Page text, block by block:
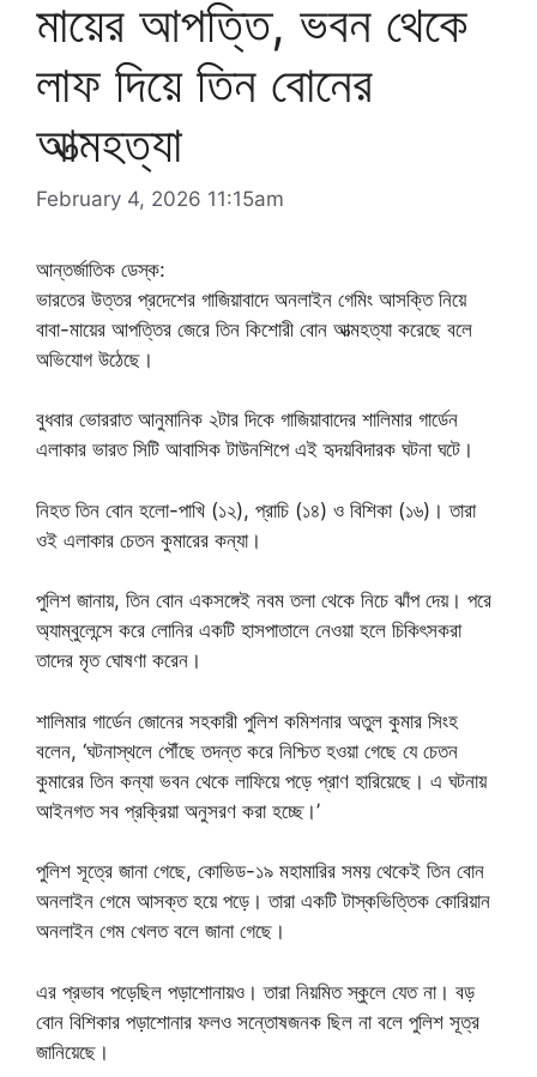
মায়ের আপত্তি, ভবন থেকে
লাফ দিয়ে তিন বোনের
আত্মহত্যা
February 4, 2026 11:15am
আন্তর্জাতিক ডেস্ক:
ভারতের উত্তর প্রদেশের গাজিয়াবাদে অনলাইন গেমিং আসক্তি নিয়ে
বাবা-মায়ের আপত্তির জেরে তিন কিশোরী বোন আত্মহত্যা করেছে বলে
অভিযোগ উঠেছে।
বুধবার ভোররাত আনুমানিক ২টার দিকে গাজিয়াবাদের শালিমার গার্ডেন
এলাকার ভারত সিটি আবাসিক টাউনশিপে এই হৃদয়বিদারক ঘটনা ঘটে।
নিহত তিন বোন হলো-পাখি (১২), প্রাচি (১৪) ও বিশিকা (১৬)। তারা
ওই এলাকার চেতন কুমারের কন্যা।
পুলিশ জানায়, তিন বোন একসঙ্গেই নবম তলা থেকে নিচে ঝাঁপ দেয়। পরে
অ্যাম্বুলেন্সে করে লোনির একটি হাসপাতালে নেওয়া হলে চিকিৎসকরা
তাদের মৃত ঘোষণা করেন।
শালিমার গার্ডেন জোনের সহকারী পুলিশ কমিশনার অতুল কুমার সিংহ
বলেন, ‘ঘটনাস্থলে পৌঁছে তদন্ত করে নিশ্চিত হওয়া গেছে যে চেতন
কুমারের তিন কন্যা ভবন থেকে লাফিয়ে পড়ে প্রাণ হারিয়েছে। এ ঘটনায়
আইনগত সব প্রক্রিয়া অনুসরণ করা হচ্ছে।’
পুলিশ সূত্রে জানা গেছে, কোভিড-১৯ মহামারির সময় থেকেই তিন বোন
অনলাইন গেমে আসক্ত হয়ে পড়ে। তারা একটি টাস্কভিত্তিক কোরিয়ান
অনলাইন গেম খেলত বলে জানা গেছে।
এর প্রভাব পড়েছিল পড়াশোনায়ও। তারা নিয়মিত স্কুলে যেত না। বড়
বোন বিশিকার পড়াশোনার ফলও সন্তোষজনক ছিল না বলে পুলিশ সূত্র
জানিয়েছে।